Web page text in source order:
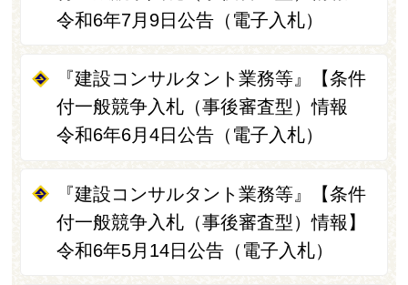
令和6年7月9日公告（電子入札）
『建設コンサルタント業務等』【条件
付一般競争入札（事後審査型）情報
令和6年6月4日公告（電子入札）
『建設コンサルタント業務等』【条件
付一般競争入札（事後審査型）情報】
令和6年5月14日公告（電子入札）